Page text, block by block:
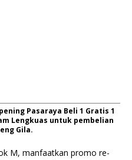
Pasaraya Beli 1 Gratis 1
Lengkuas untuk pembelian
Gila.
M, manfaatkan promo re-